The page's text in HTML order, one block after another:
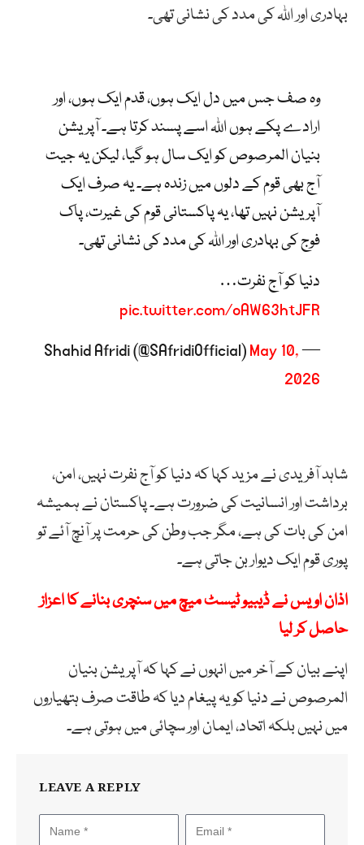
بہادری اور اللہ کی مدد کی نشانی تھی۔
وہ صف جس میں دل ایک ہوں، قدم ایک ہوں، اور
ارادے پکے ہوں اللہ اسے پسند کرتا ہے۔ آپریشن
بنیان المرصوص کو ایک سال ہو گیا، لیکن یہ جیت
آج بھی قوم کے دلوں میں زندہ ہے۔ یہ صرف ایک
آپریشن نہیں تھا، یہ پاکستانی قوم کی غیرت، پاک
فوج کی بہادری اور اللہ کی مدد کی نشانی تھی۔
دنیا کو آج نفرت…
pic.twitter.com/oAW63htJFR
— Shahid Afridi (@SAfridiOfficial)
May 10,
2026
شاہد آفریدی نے مزید کہا کہ دنیا کو آج نفرت نہیں، امن،
برداشت اور انسانیت کی ضرورت ہے۔ پاکستان نے ہمیشہ
امن کی بات کی ہے، مگر جب وطن کی حرمت پر آنچ آئے تو
پوری قوم ایک دیوار بن جاتی ہے۔
اذان اویس نے ڈیبیو ٹیسٹ میچ میں سنچری بنانے کا اعزاز
حاصل کر لیا
اپنے بیان کے آخر میں انہوں نے کہا کہ آپریشن بنیان
المرصوص نے دنیا کو یہ پیغام دیا کہ طاقت صرف ہتھیاروں
میں نہیں بلکہ اتحاد، ایمان اور سچائی میں ہوتی ہے۔
LEAVE A REPLY